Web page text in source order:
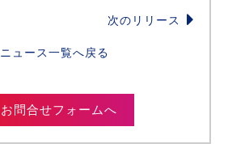
次のリリース
ニュース一覧へ戻る
お問合せフォームへ